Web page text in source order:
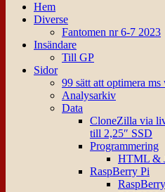
Hem
Diverse
Fantomen nr 6-7 2023
Insändare
Till GP
Sidor
99 sätt att optimera
Analysarkiv
Data
CloneZilla via
till 2,25″ SSD
Programmering
HTML &
RaspBerry Pi